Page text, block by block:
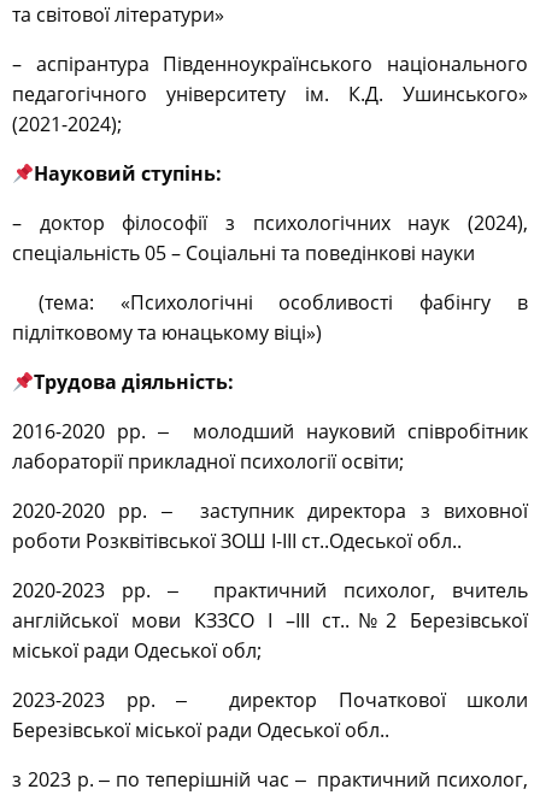
та світової літератури»
– аспірантура Південноукраїнського національного
педагогічного університету ім. К.Д. Ушинського»
(2021-2024);
Науковий ступінь:
– доктор філософії з психологічних наук (2024),
спеціальність05 – Соціальні та поведінкові науки
(тема: «Психологічні особливості фабінгу в
підлітковому та юнацькому віці»)
Трудова діяльність:
2016-2020 рр. ‒ молодший науковий співробітник
лабораторії прикладної психології освіти;
2020-2020 рр. ‒ заступник директора з виховної
роботи Розквітівської ЗОШ І-ІІІ ст..Одеської обл..
2020-2023 рр. ‒ практичний психолог, вчитель
англійської мови КЗЗСО І –ІІІ ст..№2 Березівської
міської ради Одеської обл;
2023-2023 рр. ‒ директор Початкової школи
Березівської міської ради Одеської обл..
з 2023 р. ‒ по теперішній час ‒ практичний психолог,